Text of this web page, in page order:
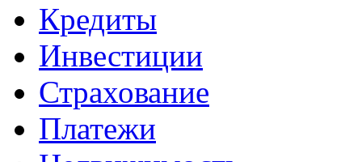
Кредиты
Инвестиции
Страхование
Платежи